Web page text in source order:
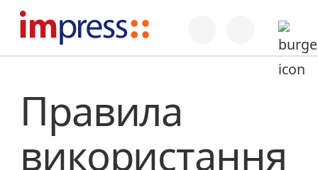
Правила
використання